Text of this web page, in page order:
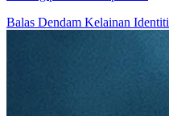
Balas Dendam Kelainan Identiti